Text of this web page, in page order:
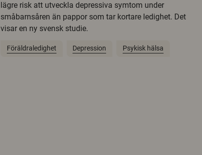
lägre risk att utveckla depressiva symtom under
småbarnsåren än pappor som tar kortare ledighet. Det
visar en ny svensk studie.
Föräldraledighet Depression Psykisk hälsa